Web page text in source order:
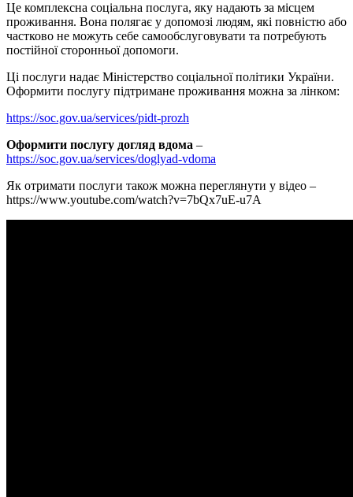
Це комплексна соціальна послуга, яку надають за місцем
проживання. Вона полягає у допомозі людям, які повністю або
частково не можуть себе самообслуговувати та потребують
постійної сторонньої допомоги.
Ці послуги надає Міністерство соціальної політики України.
Оформити послугу підтримане проживання можна за лінком:
https://soc.gov.ua/services/pidt-prozh
Оформити послугу догляд вдома –
https://soc.gov.ua/services/doglyad-vdoma
Як отримати послуги також можна переглянути у відео –
https://www.youtube.com/watch?v=7bQx7uE-u7A